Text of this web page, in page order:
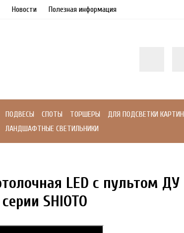
Новости Полезная информация
ПОДВЕСЫ СПОТЫ ТОРШЕРЫ
ДЛЯ ПОДСВЕТКИ КАРТИН
ЛАНДШАФТНЫЕ СВЕТИЛЬНИКИ
LED с пультом ДУ
SHIOTO